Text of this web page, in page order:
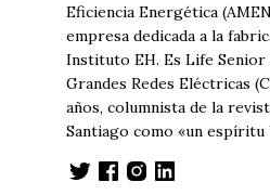
Eficiencia Energética
empresa dedicada a la
Instituto EH. Es Life
Grandes Redes Eléctricas
años, columnista de la
Santiago como «un espíritu